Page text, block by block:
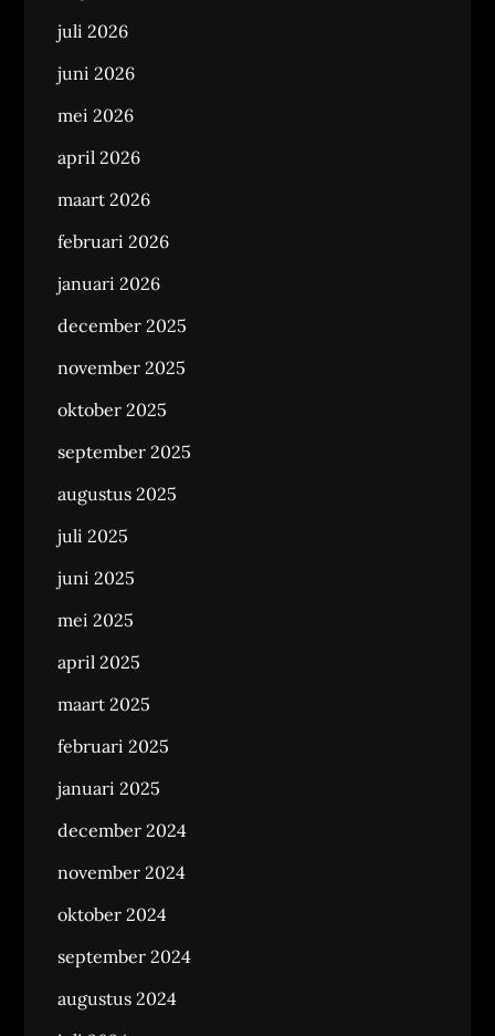
juli 2026
juni 2026
mei 2026
april 2026
maart 2026
februari 2026
januari 2026
december 2025
november 2025
oktober 2025
september 2025
augustus 2025
juli 2025
juni 2025
mei 2025
april 2025
maart 2025
februari 2025
januari 2025
december 2024
november 2024
oktober 2024
september 2024
augustus 2024